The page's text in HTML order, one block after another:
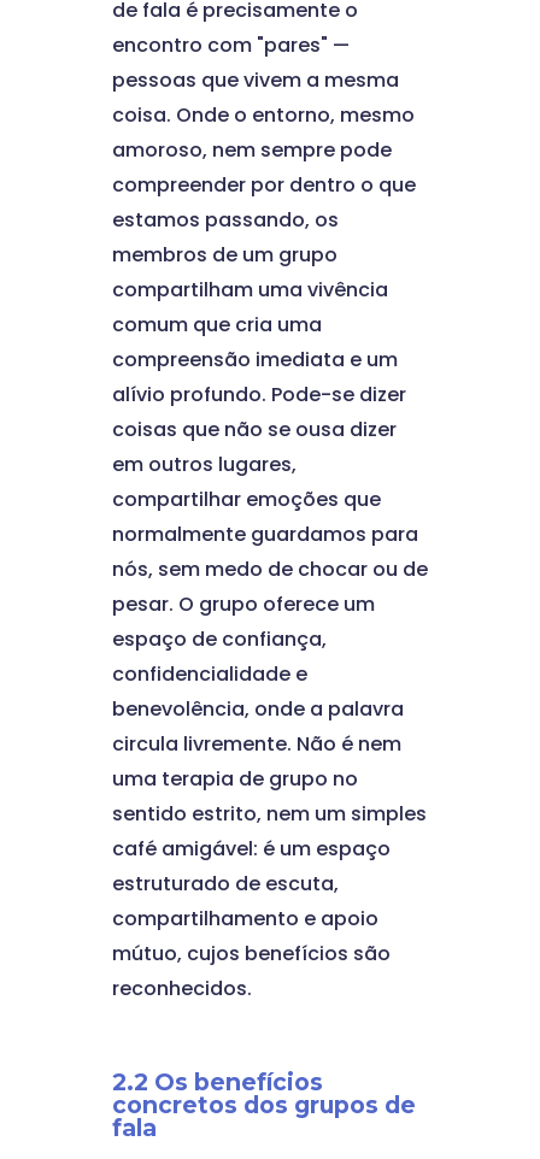
de fala é precisamente o
encontro com "pares" —
pessoas que vivem a mesma
coisa. Onde o entorno, mesmo
amoroso, nem sempre pode
compreender por dentro o que
estamos passando, os
membros de um grupo
compartilham uma vivência
comum que cria uma
compreensão imediata e um
alívio profundo. Pode-se dizer
coisas que não se ousa dizer
em outros lugares,
compartilhar emoções que
normalmente guardamos para
nós, sem medo de chocar ou de
pesar. O grupo oferece um
espaço de confiança,
confidencialidade e
benevolência, onde a palavra
circula livremente. Não é nem
uma terapia de grupo no
sentido estrito, nem um simples
café amigável: é um espaço
estruturado de escuta,
compartilhamento e apoio
mútuo, cujos benefícios são
reconhecidos.
2.2 Os benefícios
concretos dos grupos de
fala